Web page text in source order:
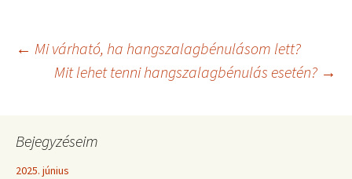
← Mi várható, ha hangszalagbénulásom lett?
Mit lehet tenni hangszalagbénulás esetén? →
Bejegyzéseim
2025. június